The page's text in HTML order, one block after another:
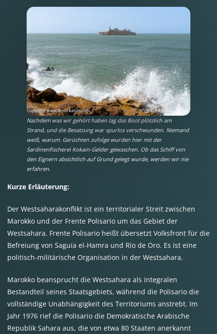
Nachdem was wir gehört haben lag das Boot plötzlich am
Strand, und die Besatzung war spurlos verschwunden. Niemand
weiß, warum. Gerüchten zufolge wurden hier mit der
Sardinenfischerei Kokain-Gelder gewaschen. Ob das Schiff von
den Eignern absichtlich auf Grund gelegt wurde, werden wir nie
erfahren.
Kurze Erläuterung:
Der Westsaharakonflikt ist ein territorialer Streit zwischen
Marokko und der Frente Polisario um das Gebiet der
Westsahara. Frente Polisario heißt übersetzt Volksfront für die
Befreiung von Saguia el-Hamra und Río de Oro. Es ist eine
politisch-militärische Organisation in der Westsahara.
Marokko beansprucht die Westsahara als integralen
Bestandteil seines Staatsgebiets, während die Polisario die
vollständige Unabhängigkeit des Territoriums anstrebt. Im
Jahr 1976 rief die Polisario die Demokratische Arabische
Republik Sahara aus, die von etwa 80 Staaten anerkannt